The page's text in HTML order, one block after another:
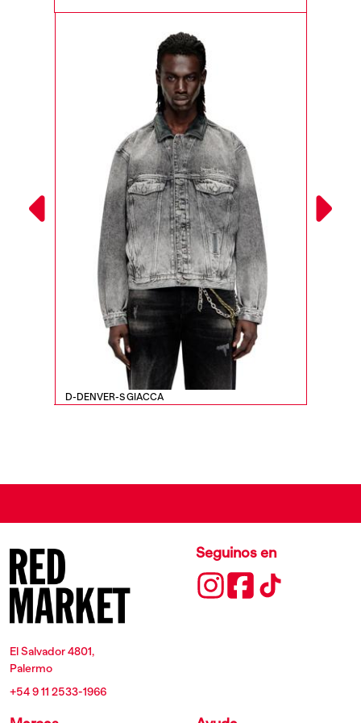
D-DENVER-S GIACCA
El Salvador 4801,
Palermo
+54 9 11 2533-1966
Seguinos en